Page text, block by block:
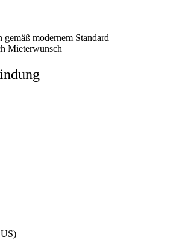
gemäß modernem Standard
Mieterwunsch